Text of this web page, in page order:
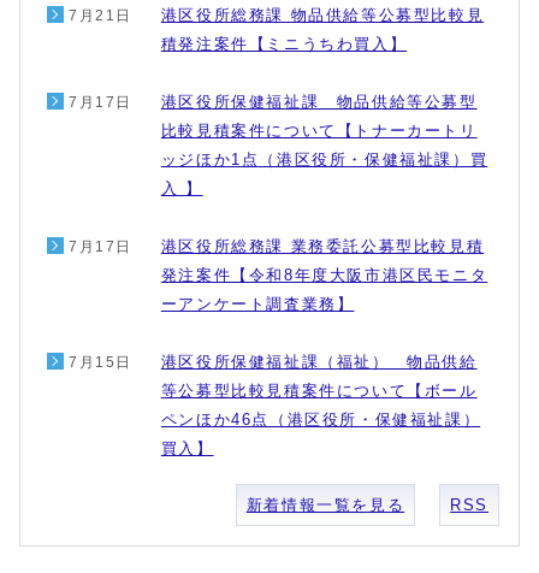
新着情報一覧を見る RSS
7月21日
港区役所総務課 物品供給等公募型比較見
積発注案件【ミニうちわ買入】
7月17日
港区役所保健福祉課 物品供給等公募型
比較見積案件について【トナーカートリ
ッジほか1点（港区役所・保健福祉課）買
入 】
7月17日
港区役所総務課 業務委託公募型比較見積
発注案件【令和8年度大阪市港区民モニタ
ーアンケート調査業務】
7月15日
港区役所保健福祉課（福祉） 物品供給
等公募型比較見積案件について【ボール
ペンほか46点（港区役所・保健福祉課）
買入】